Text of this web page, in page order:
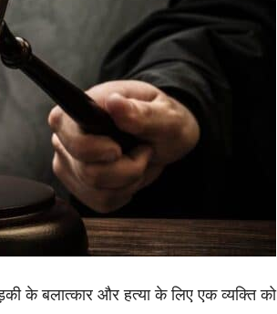
के बलात्कार और हत्या के लिए एक व्यक्ति को